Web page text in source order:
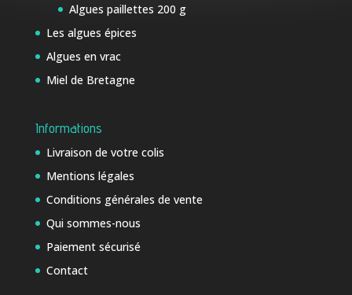
Algues paillettes 200 g
Les algues épices
Algues en vrac
Miel de Bretagne
Informations
Livraison de votre colis
Mentions légales
Conditions générales de vente
Qui sommes-nous
Paiement sécurisé
Contact